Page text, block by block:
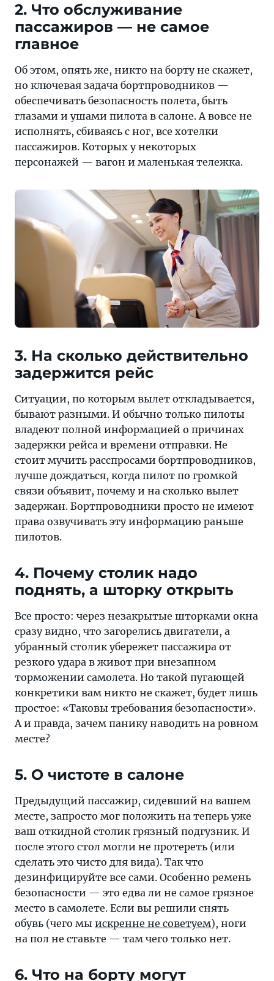
2. Что обслуживание
пассажиров — не самое
главное
Об этом, опять же, никто на борту не скажет,
но ключевая задача бортпроводников —
обеспечивать безопасность полета, быть
глазами и ушами пилота в салоне. А вовсе не
исполнять, сбиваясь с ног, все хотелки
пассажиров. Которых у некоторых
персонажей — вагон и маленькая тележка.
3. На сколько действительно
задержится рейс
Ситуации, по которым вылет откладывается,
бывают разными. И обычно только пилоты
владеют полной информацией о причинах
задержки рейса и времени отправки. Не
стоит мучить расспросами бортпроводников,
лучше дождаться, когда пилот по громкой
связи объявит, почему и на сколько вылет
задержан. Бортпроводники просто не имеют
права озвучивать эту информацию раньше
пилотов.
4. Почему столик надо
поднять, а шторку открыть
Все просто: через незакрытые шторками окна
сразу видно, что загорелись двигатели, а
убранный столик убережет пассажира от
резкого удара в живот при внезапном
торможении самолета. Но такой пугающей
конкретики вам никто не скажет, будет лишь
простое: «Таковы требования безопасности».
А и правда, зачем панику наводить на ровном
месте?
5. О чистоте в салоне
Предыдущий пассажир, сидевший на вашем
месте, запросто мог положить на теперь уже
ваш откидной столик грязный подгузник. И
после этого стол могли не протереть (или
сделать это чисто для вида). Так что
дезинфицируйте все сами. Особенно ремень
безопасности — это едва ли не самое грязное
место в самолете. Если вы решили снять
обувь (чего мы искренне не советуем), ноги
на пол не ставьте — там чего только нет.
6. Что на борту могут